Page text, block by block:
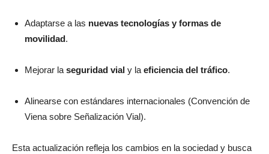
Adaptarse a las nuevas tecnologías y formas de
movilidad.
Mejorar la seguridad vial y la eficiencia del tráfico.
Alinearse con estándares internacionales (Convención de
Viena sobre Señalización Vial).
Esta actualización refleja los cambios en la sociedad y busca